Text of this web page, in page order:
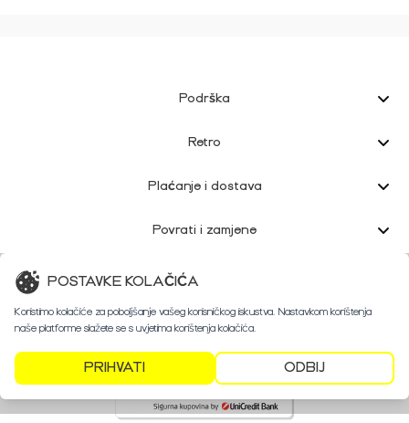
Podrška
Retro
Plaćanje i dostava
Povrati i zamjene
Korisnička podrška
POSTAVKE KOLAČIĆA
Koristimo kolačiće za poboljšanje vašeg korisničkog iskustva. Nastavkom korištenja
naše platforme slažete se s uvjetima korištenja kolačića.
PRIHVATI ODBIJ